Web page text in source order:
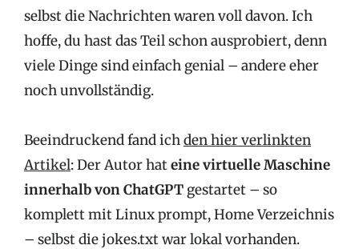
selbst die Nachrichten waren voll davon. Ich
hoffe, du hast das Teil schon ausprobiert, denn
viele Dinge sind einfach genial – andere eher
noch unvollständig.
Beeindruckend fand ichden hier verlinkten
Artikel: Der Autor hateine virtuelle Maschine
innerhalb von ChatGPT gestartet – so
komplett mit Linux prompt, Home Verzeichnis
– selbst die jokes.txt war lokal vorhanden.